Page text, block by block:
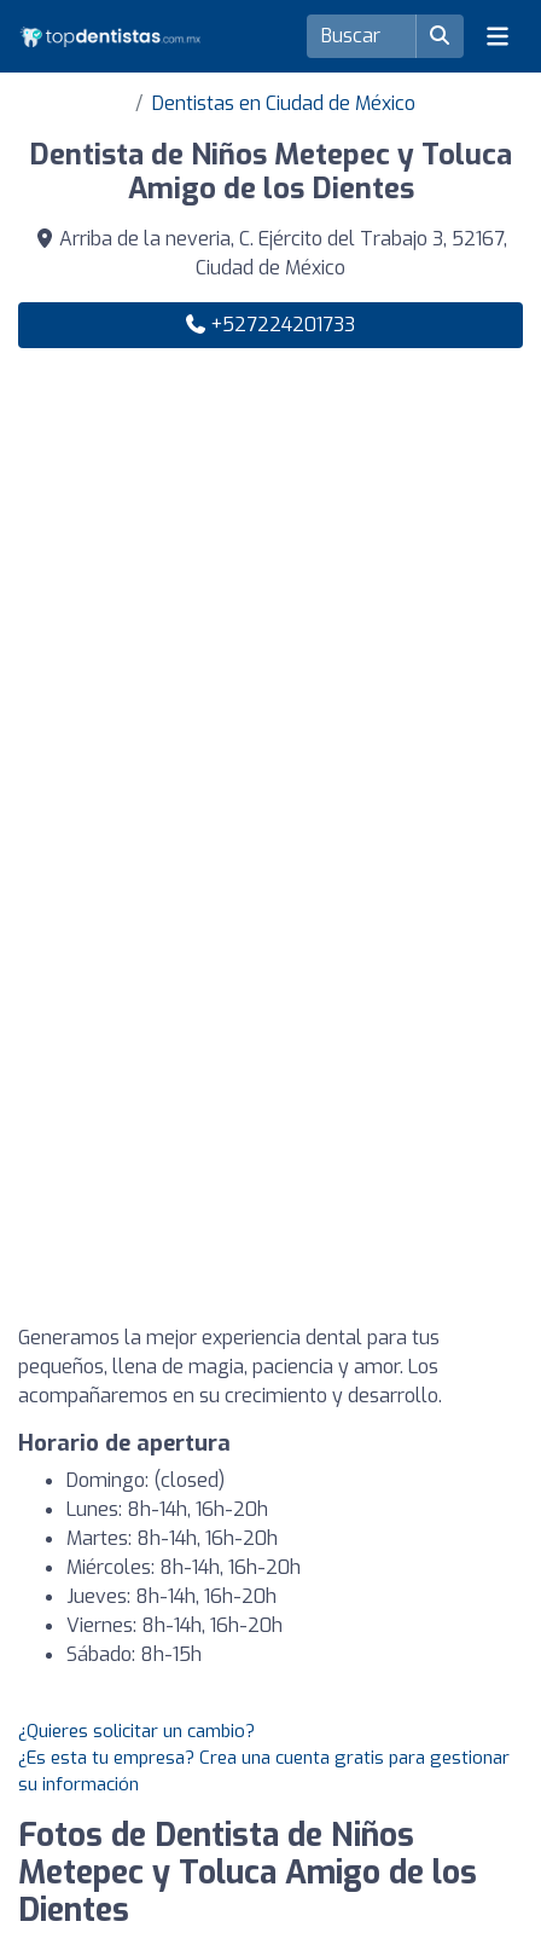
Dentistas en Ciudad de México
Dentista de Niños Metepec y Toluca
Amigo de los Dientes
Arriba de la neveria, C. Ejército del Trabajo 3, 52167,
Ciudad de México
+527224201733
Generamos la mejor experiencia dental para tus
pequeños, llena de magia, paciencia y amor. Los
acompañaremos en su crecimiento y desarrollo.
Horario de apertura
Domingo: (closed)
Lunes: 8h-14h, 16h-20h
Martes: 8h-14h, 16h-20h
Miércoles: 8h-14h, 16h-20h
Jueves: 8h-14h, 16h-20h
Viernes: 8h-14h, 16h-20h
Sábado: 8h-15h
¿Quieres solicitar un cambio?
¿Es esta tu empresa? Crea una cuenta gratis para gestionar
su información
Fotos de Dentista de Niños
Metepec y Toluca Amigo de los
Dientes